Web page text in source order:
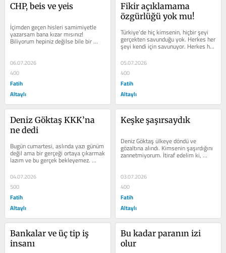
CHP, beis ve yeis
İçimden geçen hisleri samimiyetle
yazarsam bana kızar mısınız!
Biliyorum hepiniz değilse bile bir
bölümünüz kızacaktır. Çünkü bizim...
06.07.2026
400
Fatih
Altaylı
Fikir açıklamama
özgürlüğü yok mu!
Türkiye’de hiç kimsenin, hiçbir şeyi
gerçekten savunduğu yok. Herkes her
şeyi kendi için savunuyor. Herkes her
şeyi kendi için istiyor....
05.07.2026
400
Fatih
Altaylı
Deniz Göktaş KKK’na
ne dedi
Bugün cumartesi, aslında yazı günüm
değil ama bir gerçeği ortaya çıkarmak
lazım ve bu gerçek bekleyemez.
Hazırsanız, anlatayım. Metin...
04.07.2026
500
Fatih
Altaylı
Keşke şaşırsaydık
Deniz Göktaş ülkeye döndü ve
gözaltına alındı. Kimsenin şaşırdığını
zannetmiyorum. İtiraf edelim ki,
gösteriyi izlediğimiz andan...
03.07.2026
400
Fatih
Altaylı
Bankalar ve üç tip iş
insanı
Bu kadar paranın izi
olur